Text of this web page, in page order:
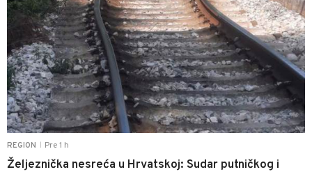
REGION Pre 1 h
Željeznička nesreća u Hrvatskoj: Sudar putničkog i